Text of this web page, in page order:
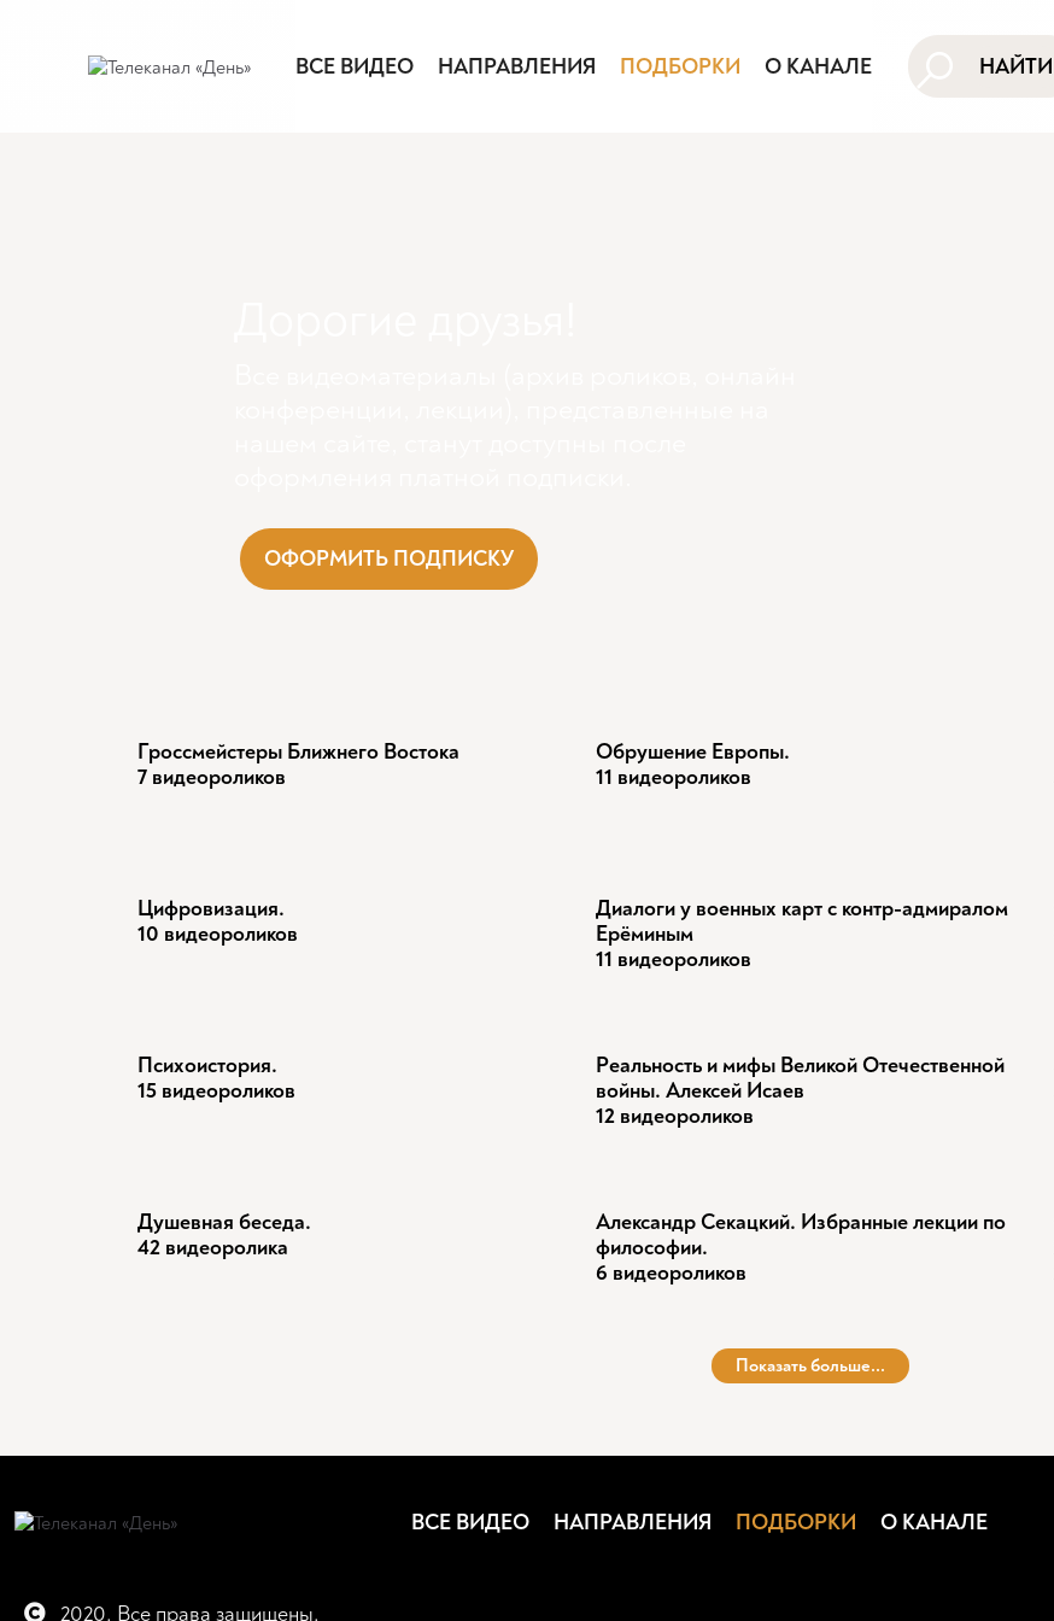
ВСЕ ВИДЕО НАПРАВЛЕНИЯ ПОДБОРКИ О КАНАЛЕ НАЙТИ
ОФОРМИТЬ ПОДПИСКУ
Гроссмейстеры Ближнего Востока
7 видеороликов
Обрушение Европы.
11 видеороликов
Цифровизация.
10 видеороликов
Диалоги у военных карт с контр-адмиралом
Ерёминым
11 видеороликов
Психоистория.
15 видеороликов
Реальность и мифы Великой Отечественной
войны. Алексей Исаев
12 видеороликов
Душевная беседа.
42 видеоролика
Александр Секацкий. Избранные лекции по
философии.
6 видеороликов
Показать больше...
ВСЕ ВИДЕО НАПРАВЛЕНИЯ ПОДБОРКИ О КАНАЛЕ
2020. Все права защищены.